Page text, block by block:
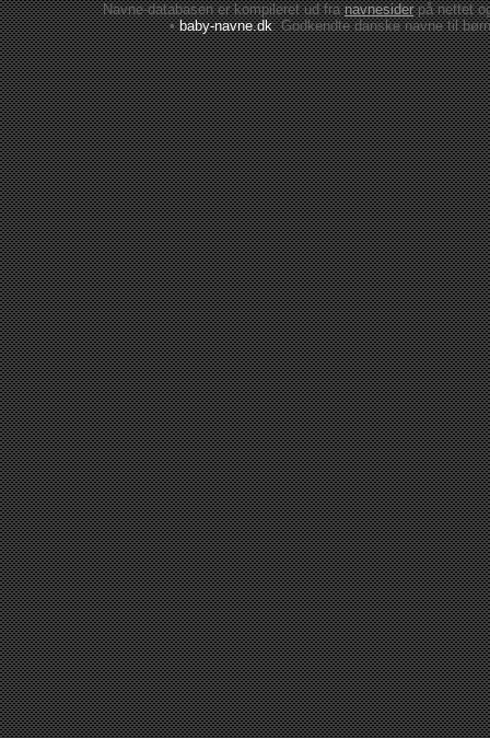
Navne-databasen er kompileret ud franavnesiderpå nettet
•baby-navne.dk: Godkendte danskenavne til børn